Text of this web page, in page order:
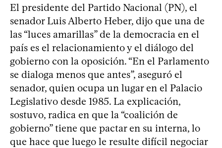
El presidente del Partido Nacional (PN), el
senador Luis Alberto Heber, dijo que una de
las “luces amarillas” de la democracia en el
país es el relacionamiento y el diálogo del
gobierno con la oposición. “En el Parlamento
se dialoga menos que antes”, aseguró el
senador, quien ocupa un lugar en el Palacio
Legislativo desde 1985. La explicación,
sostuvo, radica en que la “coalición de
gobierno” tiene que pactar en su interna, lo
que hace que luego le resulte difícil negociar